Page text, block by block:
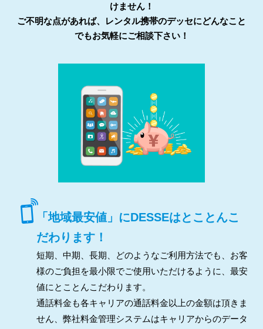
けません！
ご不明な点があれば、レンタル携帯のデッセにどんなこと
でもお気軽にご相談下さい！
「地域最安値」にDESSEはとことんこ
だわります！
短期、中期、長期、どのようなご利用方法でも、お客
様のご負担を最小限でご使用いただけるように、最安
値にとことんこだわります。
通話料金も各キャリアの通話料金以上の金額は頂きま
せん、弊社料金管理システムはキャリアからのデータ